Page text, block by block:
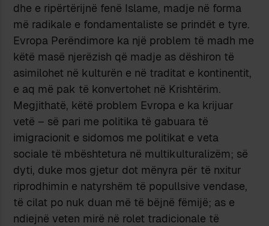
dhe e ripërtërijnë fenë Islame, madje në forma
më radikale e fondamentaliste se prindët e tyre.
Evropa Perëndimore ka një problem të madh me
këtë masë njerëzish që madje as dëshiron të
asimilohet në kulturën e në traditat e kontinentit,
e aq më pak të konvertohet në Krishtërim.
Megjithatë, këtë problem Evropa e ka krijuar
vetë – së pari me politika të gabuara të
imigracionit e sidomos me politikat e veta
sociale të mbështetura në multikulturalizëm; së
dyti, duke mos gjetur dot mënyra për të nxitur
riprodhimin e natyrshëm të popullsive vendase,
të cilat po nuk duan më të bëjnë fëmijë; as e
ndiejnë veten mirë në rolet tradicionale të